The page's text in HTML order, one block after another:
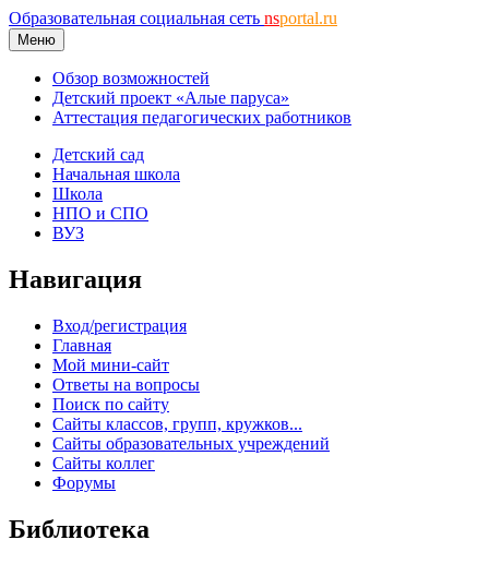
Образовательная социальная сеть nsportal.ru
Меню
Обзор возможностей
Детский проект «Алые паруса»
Аттестация педагогических работников
Детский сад
Начальная школа
Школа
НПО и СПО
ВУЗ
Навигация
Вход/регистрация
Главная
Мой мини-сайт
Ответы на вопросы
Поиск по сайту
Сайты классов, групп, кружков...
Сайты образовательных учреждений
Сайты коллег
Форумы
Библиотека